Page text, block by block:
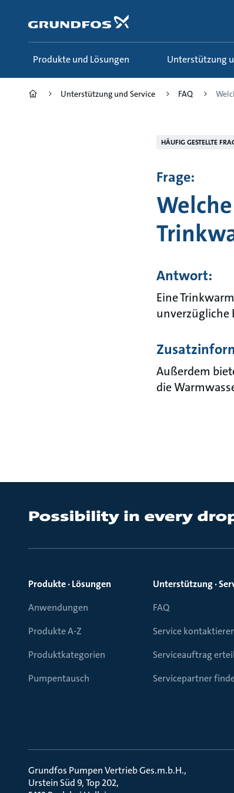
springen
Produkte und Lösungen Unterstützung
Unterstützung und Service FAQ
HÄUFIG GESTELLTE
Frage:
Antwort:
Eine
unverzügliche
Außerdem
die
Produkte · Lösungen
Anwendungen
Produkte A-Z
Produktkategorien
Pumpentausch
Unterstützung ·
FAQ
Service
Serviceauftrag
Servicepartner
Grundfos Pumpen Vertrieb Ges.m.b.H.
Urstein Süd 9, Top 202